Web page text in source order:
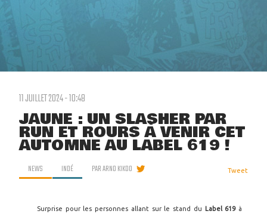
11 JUILLET 2024 - 10:48
JAUNE : UN SLASHER PAR
RUN ET ROURS À VENIR CET
AUTOMNE AU LABEL 619 !
NEWS INDÉ PARARNO KIKOO Tweet
Surprise pour les personnes allant sur le stand du Label 619 à